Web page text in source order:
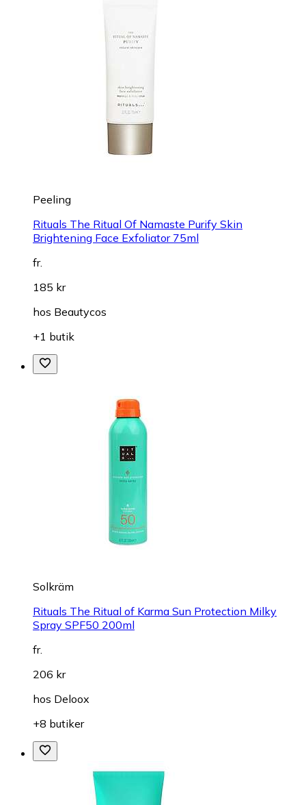
Peeling
Rituals The Ritual Of Namaste Purify Skin
Brightening Face Exfoliator 75ml
fr.
185 kr
hos Beautycos
+1 butik
Solkräm
Rituals The Ritual of Karma Sun Protection Milky
Spray SPF50 200ml
fr.
206 kr
hos Deloox
+8 butiker